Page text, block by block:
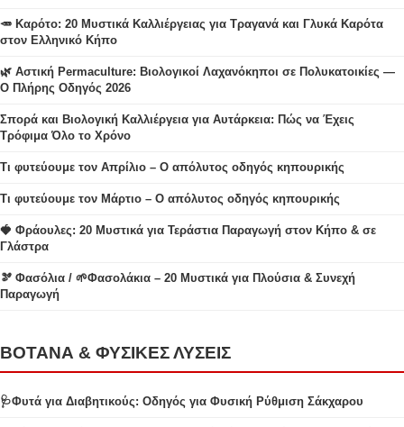
🥕 Καρότο: 20 Μυστικά Καλλιέργειας για Τραγανά και Γλυκά Καρότα
στον Ελληνικό Κήπο
🌿 Αστική Permaculture: Βιολογικοί Λαχανόκηποι σε Πολυκατοικίες —
Ο Πλήρης Οδηγός 2026
Σπορά και Βιολογική Καλλιέργεια για Αυτάρκεια: Πώς να Έχεις
Τρόφιμα Όλο το Χρόνο
Τι φυτεύουμε τον Απρίλιο – Ο απόλυτος οδηγός κηπουρικής
Τι φυτεύουμε τον Μάρτιο – Ο απόλυτος οδηγός κηπουρικής
🍓 Φράουλες: 20 Μυστικά για Τεράστια Παραγωγή στον Κήπο & σε
Γλάστρα
🫘 Φασόλια / 🌱Φασολάκια – 20 Μυστικά για Πλούσια & Συνεχή
Παραγωγή
ΒΟΤΑΝΑ & ΦΥΣΙΚΕΣ ΛΥΣΕΙΣ
🩺Φυτά για Διαβητικούς: Οδηγός για Φυσική Ρύθμιση Σάκχαρου